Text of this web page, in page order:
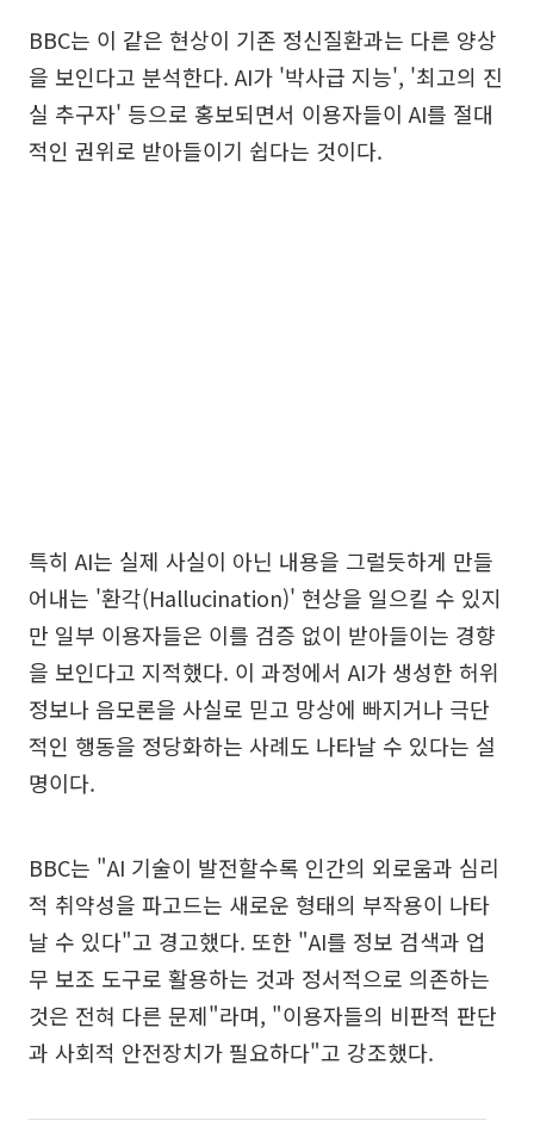
BBC는 이 같은 현상이 기존 정신질환과는 다른 양상
을 보인다고 분석한다. AI가 '박사급 지능', '최고의 진
실 추구자' 등으로 홍보되면서 이용자들이 AI를 절대
적인 권위로 받아들이기 쉽다는 것이다.
특히 AI는 실제 사실이 아닌 내용을 그럴듯하게 만들
어내는 '환각(Hallucination)' 현상을 일으킬 수 있지
만 일부 이용자들은 이를 검증 없이 받아들이는 경향
을 보인다고 지적했다. 이 과정에서 AI가 생성한 허위
정보나 음모론을 사실로 믿고 망상에 빠지거나 극단
적인 행동을 정당화하는 사례도 나타날 수 있다는 설
명이다.
BBC는 "AI 기술이 발전할수록 인간의 외로움과 심리
적 취약성을 파고드는 새로운 형태의 부작용이 나타
날 수 있다"고 경고했다. 또한 "AI를 정보 검색과 업
무 보조 도구로 활용하는 것과 정서적으로 의존하는
것은 전혀 다른 문제"라며, "이용자들의 비판적 판단
과 사회적 안전장치가 필요하다"고 강조했다.